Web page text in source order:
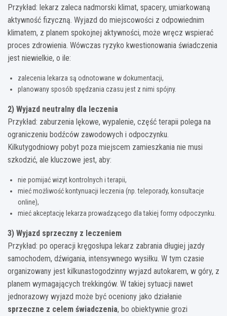
Przykład: lekarz zaleca nadmorski klimat, spacery, umiarkowaną
aktywność fizyczną. Wyjazd do miejscowości z odpowiednim
klimatem, z planem spokojnej aktywności, może wręcz wspierać
proces zdrowienia. Wówczas ryzyko kwestionowania świadczenia
jest niewielkie, o ile:
zalecenia lekarza są odnotowane w dokumentacji,
planowany sposób spędzania czasu jest z nimi spójny.
2) Wyjazd neutralny dla leczenia
Przykład: zaburzenia lękowe, wypalenie, część terapii polega na
ograniczeniu bodźców zawodowych i odpoczynku.
Kilkutygodniowy pobyt poza miejscem zamieszkania nie musi
szkodzić, ale kluczowe jest, aby:
nie pomijać wizyt kontrolnych i terapii,
mieć możliwość kontynuacji leczenia (np. teleporady, konsultacje
online),
mieć akceptację lekarza prowadzącego dla takiej formy odpoczynku.
3) Wyjazd sprzeczny z leczeniem
Przykład: po operacji kręgosłupa lekarz zabrania długiej jazdy
samochodem, dźwigania, intensywnego wysiłku. W tym czasie
organizowany jest kilkunastogodzinny wyjazd autokarem, w góry, z
planem wymagających trekkingów. W takiej sytuacji nawet
jednorazowy wyjazd może być oceniony jako działanie
sprzeczne z celem świadczenia, bo obiektywnie grozi